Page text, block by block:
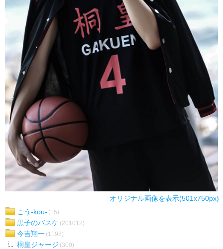
オリジナル画像を表示(501x750px)
こう-kou- (15)
黒子のバスケ (201012)
今吉翔一 (1198)
桐皇ジャージ (300)